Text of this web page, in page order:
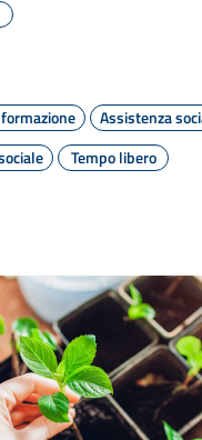
Assistenza
Tempo libero